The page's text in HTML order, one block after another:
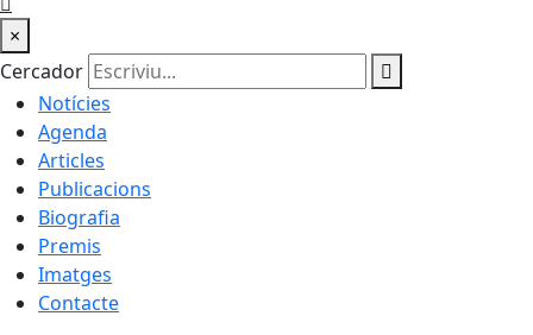
×
Cercador
Notícies
Agenda
Articles
Publicacions
Biografia
Premis
Imatges
Contacte